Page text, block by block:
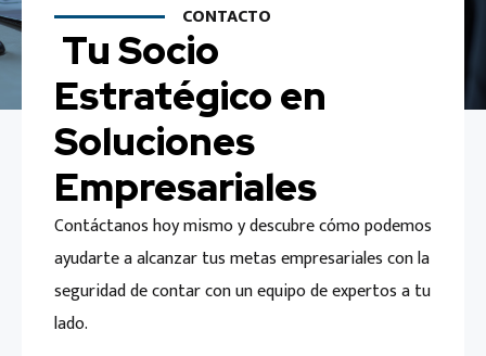
CONTACTO
Tu Socio
Estratégico en
Soluciones
Empresariales
Contáctanos hoy mismo y descubre cómo podemos
ayudarte a alcanzar tus metas empresariales con la
seguridad de contar con un equipo de expertos a tu
lado.